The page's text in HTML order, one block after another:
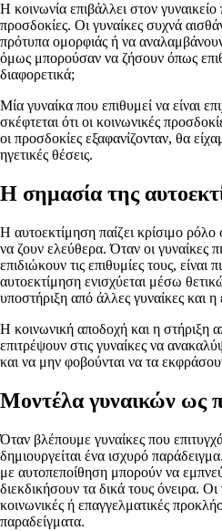
Η κοινωνία επιβάλλει στον
προσδοκίες. Οι γυναίκες συχνά
πρότυπα ομορφιάς ή να
όμως μπορούσαν να ζήσουν όπως
διαφορετικά;
Μία γυναίκα που επιθυμεί να είναι
σκέφτεται ότι οι κοινωνικές
οι προσδοκίες εξαφανίζονταν, θα
ηγετικές θέσεις.
Η σημασία της
Η αυτοεκτίμηση παίζει κρίσιμο
να ζουν ελεύθερα. Όταν οι γυναίκες
επιδιώκουν τις επιθυμίες τους,
αυτοεκτίμηση ενισχύεται μέσω
υποστήριξη από άλλες γυναίκες και η
Η κοινωνική αποδοχή και η στήριξη
επιτρέψουν στις γυναίκες να
και να μην φοβούνται να τα
Μοντέλα γυναικών ως
Όταν βλέπουμε γυναίκες που
δημιουργείται ένα ισχυρό
με αυτοπεποίθηση μπορούν να
διεκδικήσουν τα δικά τους όνειρα.
κοινωνικές ή επαγγελματικές
παραδείγματα.